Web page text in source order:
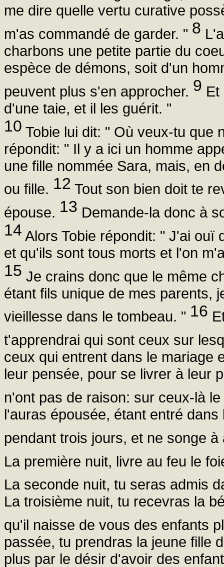
me dire quelle vertu curative
m'as commandé de garder. " 8
charbons une petite partie du
espèce de démons, soit d'un
peuvent plus s'en approcher. 9 Et
d'une taie, et il les guérit. "
10 Tobie lui dit: " Où veux-tu que
répondit: " Il y a ici un homme
une fille nommée Sara, mais, en
ou fille. 12 Tout son bien doit te
épouse. 13 Demande-la donc à
14 Alors Tobie répondit: " J'ai ouï
et qu'ils sont tous morts et l'on
15 Je crains donc que le même
étant fils unique de mes parents,
vieillesse dans le tombeau. " 16
t'apprendrai qui sont ceux sur
ceux qui entrent dans le mariage
leur pensée, pour se livrer à leur
n'ont pas de raison: sur ceux-là
l'auras épousée, étant entré
pendant trois jours, et ne songe
La première nuit, livre au feu le
La seconde nuit, tu seras admis
La troisième nuit, tu recevras la
qu'il naisse de vous des enfants
passée, tu prendras la jeune fille
plus par le désir d'avoir des